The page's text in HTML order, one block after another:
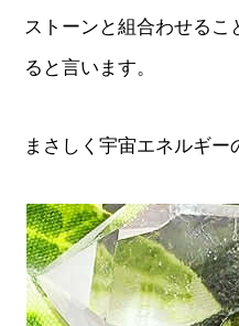
ストーンと組合わせるこ
ると言います。
まさしく宇宙エネルギー